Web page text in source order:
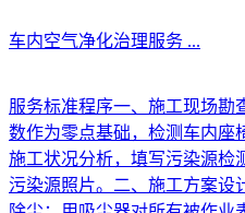
车内空气净化治理服务 ...
服务标准程序一、施工现场勘
数作为零点基础，检测车内座
施工状况分析，填写污染源检
污染源照片。二、施工方案设